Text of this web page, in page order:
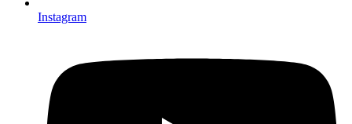
Instagram